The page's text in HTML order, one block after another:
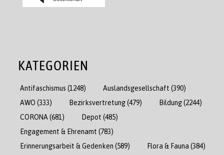
KATEGORIEN
Antifaschismus (1248) Auslandsgesellschaft (390)
AWO (333) Bezirksvertretung(479) Bildung(2244)
CORONA (681) Depot (485)
Engagement & Ehrenamt (783)
Erinnerungsarbeit & Gedenken (589) Flora & Fauna (384)